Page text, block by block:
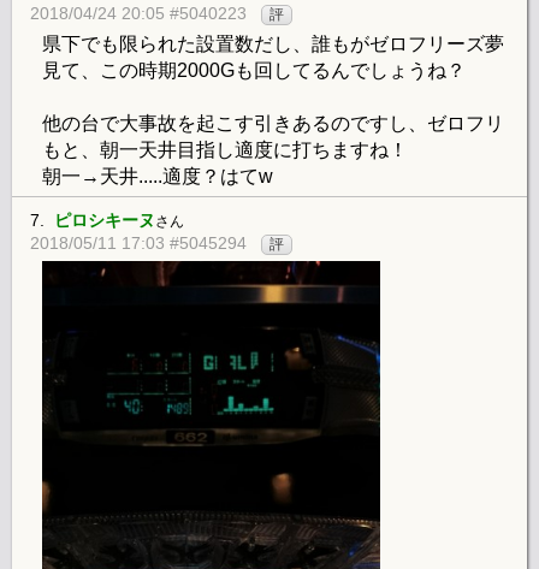
2018/04/24 20:05 #5040223 評
県下でも限られた設置数だし、誰もがゼロフリーズ夢
見て、この時期2000Gも回してるんでしょうね？
他の台で大事故を起こす引きあるのですし、ゼロフリ
もと、朝一天井目指し適度に打ちますね！
朝一→天井.....適度？はてw
7. ピロシキーヌ さん
2018/05/11 17:03 #5045294 評